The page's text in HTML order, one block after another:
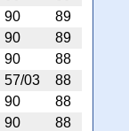
90
89
90
89
90
88
57/03
88
90
88
90
88